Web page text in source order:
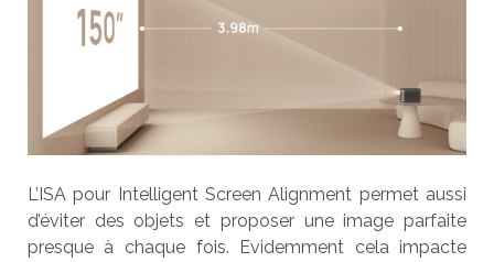
L’ISA pour Intelligent Screen Alignment permet aussi
d’éviter des objets et proposer une image parfaite
presque à chaque fois. Evidemment cela impacte